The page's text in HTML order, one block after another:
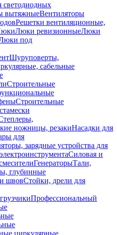
светодиодных
вытяжныеВентиляторы
Решетки вентиляционные,
Люки ревизионныеЛюки
под
Шуруповерты,
сабельные
Строительные
Строительные
ножницы, резакиНасадки для
для
зарядные устройства для
Силовая и
ГенераторыТали,
глубинные
швовСтойки, дрели для
Профессиональный
циркулярные